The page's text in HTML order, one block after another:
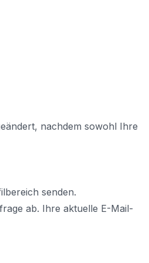
nachdem sowohl Ihre
senden.
ab. Ihre aktuelle E-Mail-